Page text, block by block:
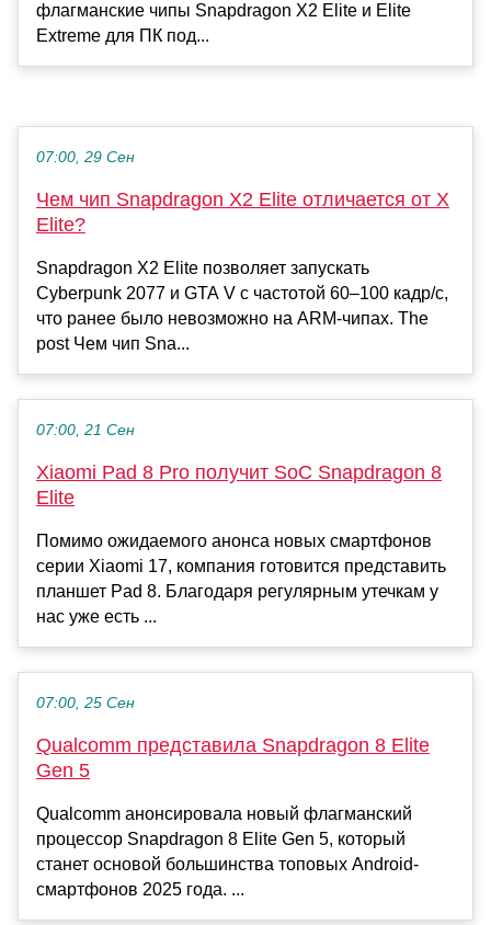
флагманские чипы Snapdragon X2 Elite и Elite
Extreme для ПК под...
07:00, 29 Сен
Чем чип Snapdragon X2 Elite отличается от X
Elite?
Snapdragon X2 Elite позволяет запускать
Cyberpunk 2077 и GTA V с частотой 60–100 кадр/с,
что ранее было невозможно на ARM-чипах. The
post Чем чип Sna...
07:00, 21 Сен
Xiaomi Pad 8 Pro получит SoC Snapdragon 8
Elite
Помимо ожидаемого анонса новых смартфонов
серии Xiaomi 17, компания готовится представить
планшет Pad 8. Благодаря регулярным утечкам у
нас уже есть ...
07:00, 25 Сен
Qualcomm представила Snapdragon 8 Elite
Gen 5
Qualcomm анонсировала новый флагманский
процессор Snapdragon 8 Elite Gen 5, который
станет основой большинства топовых Android-
смартфонов 2025 года. ...